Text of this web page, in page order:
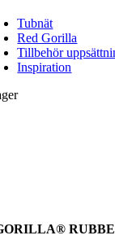
Tubnät
Red Gorilla
Tillbehör
Inspiration